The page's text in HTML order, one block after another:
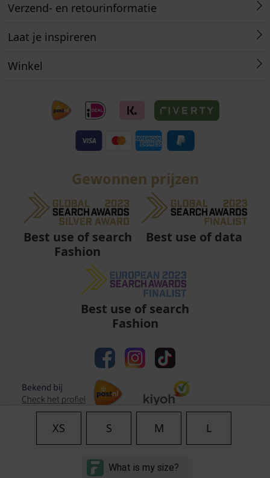
XS S M L
Verzend- en retourinformatie
Laat je inspireren
Winkel
Gewonnen prijzen
Best use of search
Fashion
Best use of data
Best use of search
Fashion
Algemene voorwaarden | Privacy